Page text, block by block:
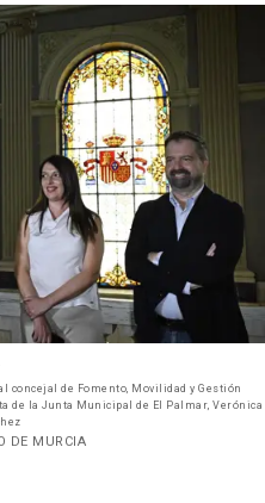
concejal de Fomento, Movilidad y Gestión
de la Junta Municipal de El Palmar, Verónica
DE MURCIA